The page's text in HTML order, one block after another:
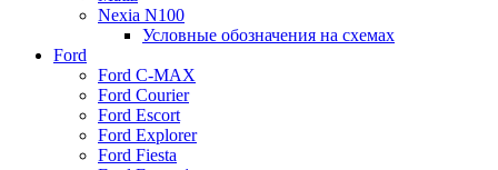
Nexia N100
Условные обозначения на схемах
Ford
Ford C-MAX
Ford Courier
Ford Escort
Ford Explorer
Ford Fiesta